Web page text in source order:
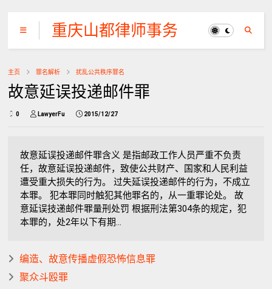
重庆山都律师事务
所
主页 罪名解析 扰乱公共秩序罪名
故意延误投递邮件罪
0 LawyerFu 2015/12/27
故意延误投递邮件罪含义 是指邮政工作人员严重不负责
任，故意延误投递邮件，致使公共财产、国家和人民利益
遭受重大损失的行为。 过失延误投递邮件的行为，不成立
本罪。 犯本罪同时触犯其他罪名的，从一重罪论处。 故
意延误技递邮件罪量刑处罚 根据刑法第304条的规定，犯
本罪的，处2年以下有期...
编造、故意传播虚假恐怖信息罪
聚众斗殴罪